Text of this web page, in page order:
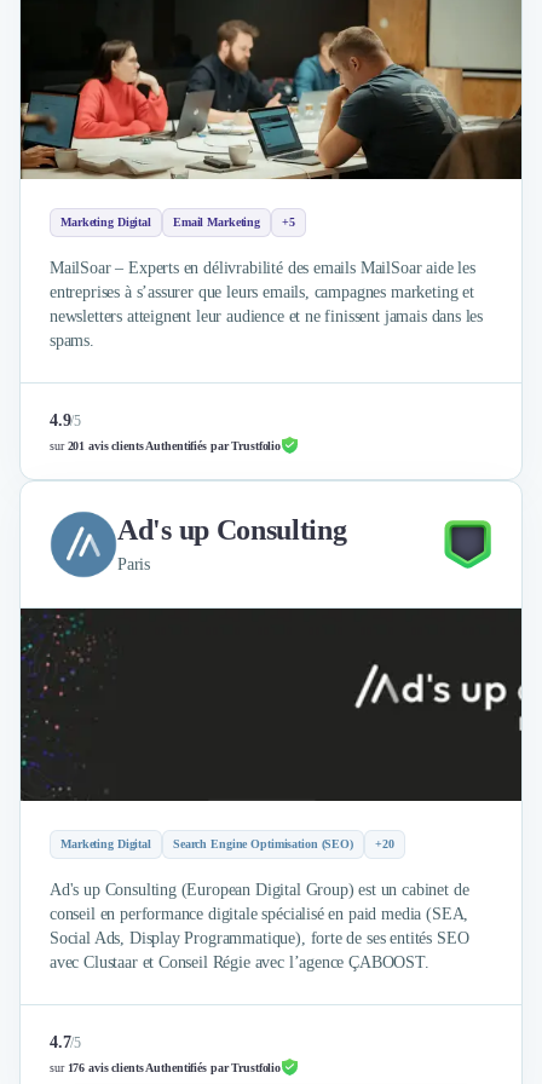
Direction Financière Externalisée (DAF)
Transactions Services
Restructuring
Droit Commercial
Droit du Travail
Propriété Intellectuelle (IP/IT)
Banque
Gestion de trésorerie
Recouvrement
Financement de matériel ou équipement
Solutions de Paiement
Fiscalité
UX & UI Design
Développement Web
Internet of Things (IoT)
Design Industriel
Support Client
Téléphonie & Télécommunication
Chatbot
Maintenance et Infogérance
BI, Analytics & Big Data
Graphisme & Illustration
Recherche Utilisateur
Stratégie Digitale
Développement Logiciel
Création de Site Internet
Développement d'Application Mobile
Développement E-commerce
Marketing Digital Email Marketing +5
MailSoar – Experts en délivrabilité des emails MailSoar aide les
entreprises à s’assurer que leurs emails, campagnes marketing et
newsletters atteignent leur audience et ne finissent jamais dans les
spams.
4.9/5
sur201 avis clients Authentifiés par Trustfolio
Ad's up Consulting
Paris
Marketing Digital Search Engine Optimisation (SEO) +20
Ad's up Consulting (European Digital Group) est un cabinet de
conseil en performance digitale spécialisé en paid media (SEA,
Social Ads, Display Programmatique), forte de ses entités SEO
avec Clustaar et Conseil Régie avec l’agence ÇABOOST.
4.7/5
sur 176 avis clients Authentifiés par Trustfolio